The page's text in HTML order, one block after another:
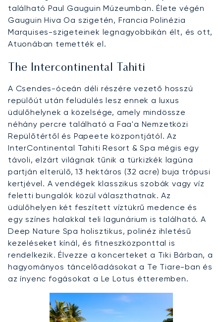
található Paul Gauguin Múzeumban. Élete végén
Gauguin Hiva Oa szigetén, Francia Polinézia
Marquises-szigeteinek legnagyobbikán élt, és ott,
Atuonában temették el.
The Intercontinental Tahiti
A Csendes-óceán déli részére vezető hosszú
repülőút után felüdülés lesz ennek a luxus
üdülőhelynek a közelsége, amely mindössze
néhány percre található a Faa'a Nemzetközi
Repülőtértől és Papeete központjától. Az
InterContinental Tahiti Resort & Spa mégis egy
távoli, elzárt világnak tűnik a türkizkék lagúna
partján elterülő, 13 hektáros (32 acre) buja trópusi
kertjével. A vendégek klasszikus szobák vagy víz
feletti bungalók közül választhatnak. Az
üdülőhelyen két feszített víztükrű medence és
egy színes halakkal teli lagunárium is található. A
Deep Nature Spa holisztikus, polinéz ihletésű
kezeléseket kínál, és fitneszközponttal is
rendelkezik. Élvezze a koncerteket a Tiki Bárban, a
hagyományos táncelőadásokat a Te Tiare-ban és
az ínyenc fogásokat a Le Lotus étteremben.